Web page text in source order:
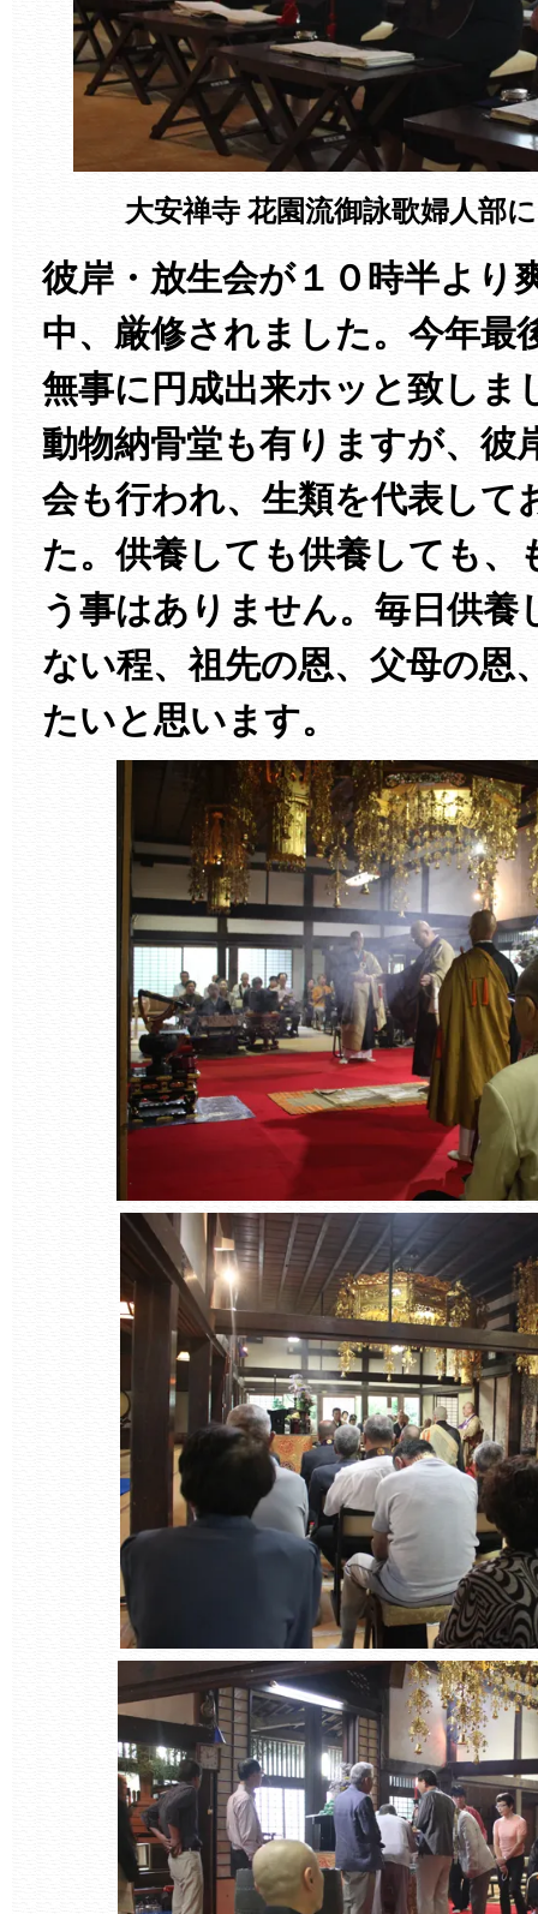
大安禅寺 花園流御詠歌婦人部
彼岸・放生会が１０時半より
中、厳修されました。今年最
無事に円成出来ホッと致しま
動物納骨堂も有りますが、彼
会も行われ、生類を代表して
た。供養しても供養しても、
う事はありません。毎日供養
ない程、祖先の恩、父母の恩
たいと思います。